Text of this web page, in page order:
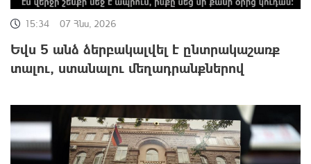
15:34 07 Հնս, 2026
Եվս 5 անձ ձերբակալվել է ընտրակաշառք
տալու, ստանալու մեղադրանքներով